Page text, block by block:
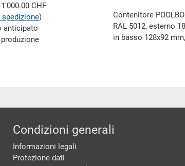
CHF
spedizione)
anticipato
Contenitore
RAL 5012, esterno
in basso 128x92
Condizioni generali
Informazioni legali
Protezione dati